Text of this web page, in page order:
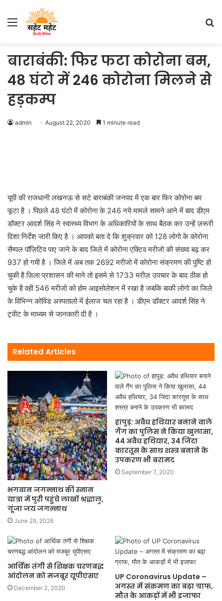
Menu
बाराबंकी: फिर फटा कोरोना बम,
48 घंटो में 246 कोरोना मिलने से
हड़कम्प
admin August 22, 2020 1 minute read
यूपी की राजधानी लखनऊ से सटे बाराबंकी जनपद में एक बार फिर कोरोना बम
फूटा है । पिछले 48 घंटो में कोरोना के 246 नये मामले सामने आने में बाद डीएम
डॉक्टर आदर्श सिंह ने स्वास्थ्य विभाग के अधिकारियों के साथ बैठक कर उन्हें ज़रूरी
दिशा निर्देश जारी किए है । आपको बता दे कि शुक्रवार को 128 लोगो के कोरोना
सैम्पल पॉज़िटिव पाए जाने के बाद जिले में कोरोना एक्टिव मरीजो की संख्या बढ़ कर
937 हो गयी है । जिले में अब तक 2692 मरीजो में कोरोना संक्रमण की पुष्टि हो
चुकी है ज़िला प्रशासन की माने तो इसमे से 1733 मरीज़ उपचार के बाद ठीक हो
चुके है वही 546 मरीजो को होम आइसोलेशन में रखा है जबकि बाकी लोगो का जिले
के विभिन्न कोविड अस्पतालो में ईलाज चल रहा है । डीएम डॉक्टर आदर्श सिंह ने
ट्वीट के माध्यम से जानकारी दी है ।
Related Articles
भगवान जगन्नाथ की स्नान
यात्रा में पुरी पहुंचे लाखों श्रद्धालु,
गूंजा जय जगन्नाथ
June 29, 2026
हापुड़: अवैध हथियार बनाने वाले
गैंग का पुलिस ने किया खुलासा,
44 अवैध हथियार, 34 जिंदा
कारतूस के साथ शस्त्र बनाने के
उपकरण भी बरामद
September 7, 2020
आर्थिक तंगी से शिक्षक चरणबद्ध
आंदोलन को मजबूर यूपीएसए
December 2, 2020
UP Coronavirus Update –
अगस्त में संक्रमण का बढ़ा ग्राफ,
मौत के आकड़ों में भी इजाफा